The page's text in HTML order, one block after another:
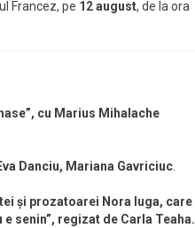
Francez, pe 12 august, de la ora
, cu Marius Mihalache
Danciu, Mariana Gavriciuc.
și prozatoarei Nora Iuga, care
senin”, regizat de Carla Teaha.